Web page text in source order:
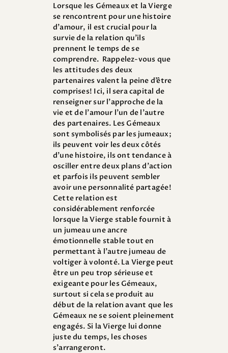
Lorsque les Gémeaux et la Vierge
se rencontrent pour une histoire
d’amour, il est crucial pour la
survie de la relation qu’ils
prennent le temps de se
comprendre. Rappelez-vous que
les attitudes des deux
partenaires valent la peine d’être
comprises! Ici, il sera capital de
renseigner sur l’approche de la
vie et de l’amour l’un de l’autre
des partenaires. Les Gémeaux
sont symbolisés par les jumeaux;
ils peuvent voir les deux côtés
d’une histoire, ils ont tendance à
osciller entre deux plans d’action
et parfois ils peuvent sembler
avoir une personnalité partagée!
Cette relation est
considérablement renforcée
lorsque la Vierge stable fournit à
un jumeau une ancre
émotionnelle stable tout en
permettant à l’autre jumeau de
voltiger à volonté. La Vierge peut
être un peu trop sérieuse et
exigeante pour les Gémeaux,
surtout si cela se produit au
début de la relation avant que les
Gémeaux ne se soient pleinement
engagés. Si la Vierge lui donne
juste du temps, les choses
s’arrangeront.